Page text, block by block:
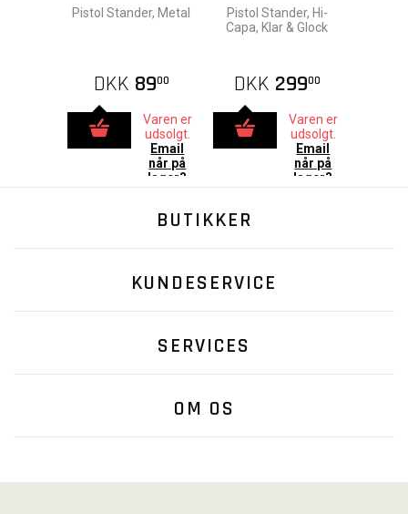
Pistol Stander, Metal
DKK 8900
Varen er
udsolgt.
Email
når på
lager?
Pistol Stander, Hi-
Capa, Klar & Glock
DKK 29900
Varen er
udsolgt.
Email
når på
lager?
BUTIKKER
KUNDESERVICE
SERVICES
OM OS